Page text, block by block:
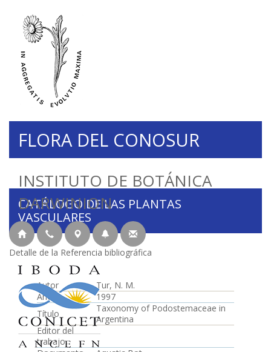
INSTITUTO DE BOTÁNICA
DARWINION
FLORA DEL CONOSUR
CATÁLOGO DE LAS PLANTAS
VASCULARES
Detalle de la Referencia bibliográfica
Autor
Tur, N. M.
Año
1997
Título
Taxonomy of Podostemaceae in
Argentina
Editor del
trabajo